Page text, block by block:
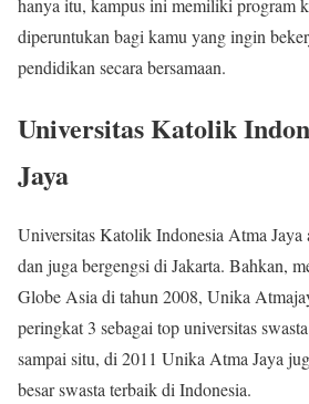
diperuntukan bagi kamu yang ingin
pendidikan secara bersamaan.
Universitas Katolik
Jaya
Universitas Katolik Indonesia Atma Jaya
dan juga bergengsi di Jakarta. Bahkan,
Globe Asia di tahun 2008, Unika
peringkat 3 sebagai top universitas
sampai situ, di 2011 Unika Atma Jaya
besar swasta terbaik di Indonesia.